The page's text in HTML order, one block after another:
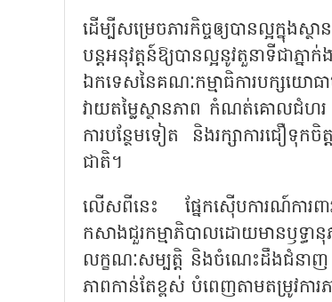
ដើម្បីសម្រេចភារកិច្ចឲ្យបានល្អក្នុង
បន្តអនុវត្តន៍ឱ្យបានល្អនូវតួនាទីជា
ឯកទេសនៃគណៈកម្មាធិការបក្សយោធ
វាយតម្លៃស្ថានភាព កំណត់គោលជំហ
ការបន្ថែមទៀត និងរក្សាការជឿទុក
ជាតិ។
លើសពីនេះ ផ្នែកស៊ើបការណ៍ការពា
កសាងជួរកម្មាភិបាលដោយមានឫទ្ធ
លក្ខណៈសម្បត្តិ និងចំណេះដឹងជំន
ភាពកាន់តែខ្ពស់ បំពេញតាមតម្រូវកា